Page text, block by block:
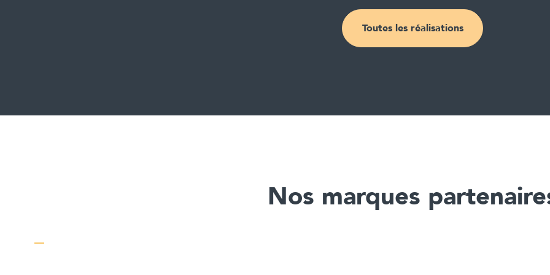
Toutes les réalisations
Nos marques